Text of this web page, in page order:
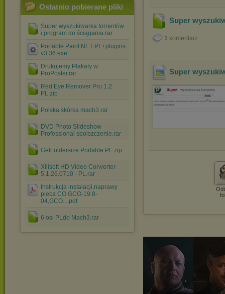
Ostatnio pobierane pliki
Super wyszukiwarka torrentów
i program do ściągania.rar
Portable Paint.NET PL+plugins
v3.36.exe
Drukujemy Plakaty w
ProPoster.rar
Red Eye Remover Pro 1.2
PL.zip
Polska skórka mach3.rar
DVD Photo Slideshow
Professional spolszczenie.rar
GetFoldersize Portable PL.zip
Xilisoft HD Video Converter
5.1.26.0710 - PL.rar
Instrukcja instalacji,naprawy
pieca CO GCO-19.8-
04,GCO....pdf
6 osi PLdo Mach3.rar
Super
1 komentarz
Super